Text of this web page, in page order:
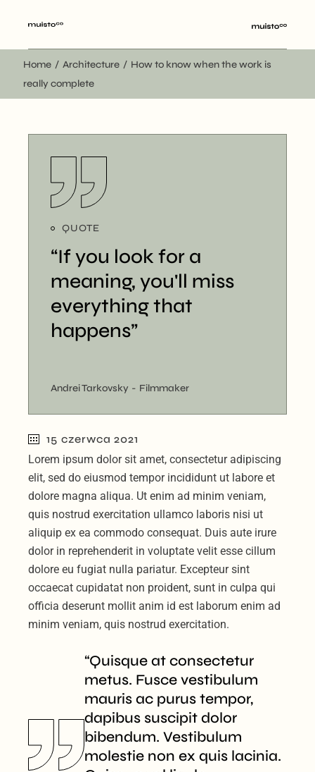
Home Architecture
How to know when the work is
really complete
QUOTE
“If you look for a
meaning, you'll miss
everything that
happens”
Andrei Tarkovsky Filmmaker
15 czerwca 2021
Lorem ipsum dolor sit amet, consectetur adipiscing
elit, sed do eiusmod tempor incididunt ut labore et
dolore magna aliqua. Ut enim ad minim veniam,
quis nostrud exercitation ullamco laboris nisi ut
aliquip ex ea commodo consequat. Duis aute irure
dolor in reprehenderit in voluptate velit esse cillum
dolore eu fugiat nulla pariatur. Excepteur sint
occaecat cupidatat non proident, sunt in culpa qui
officia deserunt mollit anim id est laborum enim ad
minim veniam, quis nostrud exercitation.
“Quisque at consectetur
metus. Fusce vestibulum
mauris ac purus tempor,
dapibus suscipit dolor
bibendum. Vestibulum
molestie non ex quis lacinia.